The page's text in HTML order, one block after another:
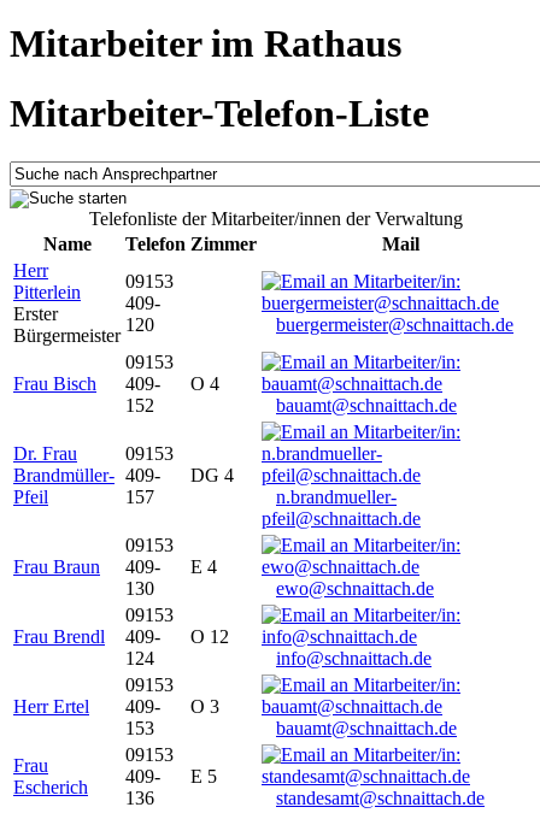
Mitarbeiter im Rathaus
Mitarbeiter-Telefon-Liste
Telefonliste der Mitarbeiter/innen der Verwaltung
Name
Telefon Zimmer
Mail
Herr
Pitterlein
Erster
Bürgermeister
09153
409-
120
buergermeister@schnaittach.de
Frau Bisch
09153
409-
152
O 4
bauamt@schnaittach.de
Dr. Frau
Brandmüller-
Pfeil
09153
409-
157
DG 4
n.brandmueller-
pfeil@schnaittach.de
Frau Braun
09153
409-
130
E 4
ewo@schnaittach.de
Frau Brendl
09153
409-
124
O 12
info@schnaittach.de
Herr Ertel
09153
409-
153
O 3
bauamt@schnaittach.de
Frau
Escherich
09153
409-
136
E 5
standesamt@schnaittach.de